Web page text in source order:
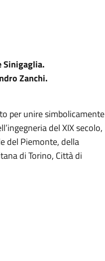
Sinigaglia.
Zanchi.
per unire simbolicamente
del XIX secolo,
del Piemonte, della
di Torino, Città di